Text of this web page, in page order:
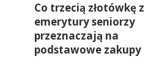
Co trzecią złotówkę z
emerytury seniorzy
przeznaczają na
podstawowe zakupy